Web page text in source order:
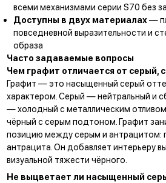
всеми механизмами серии S70 без
Доступны в двух материалах—
повседневной выразительности и
образа
Часто задаваемые вопросы
Чем графит отличается от серый,
Графит — это насыщенный серый
характером. Серый — нейтральный и
— холодный с металлическим
чёрный с серым подтоном. Графит
позицию между серым и антрацитом:
антрацита. Он добавляет интерьеру
визуальной тяжести чёрного.
Не выцветает ли насыщенный